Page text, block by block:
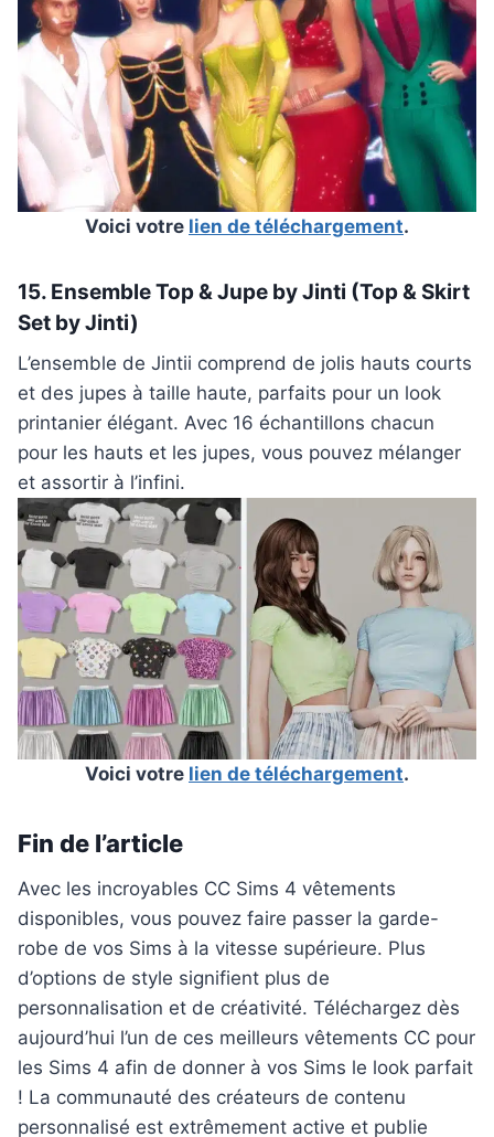
Voici votre lien de téléchargement.
15. Ensemble Top & Jupe by Jinti (Top & Skirt
Set by Jinti)
L’ensemble de Jintii comprend de jolis hauts courts
et des jupes à taille haute, parfaits pour un look
printanier élégant. Avec 16 échantillons chacun
pour les hauts et les jupes, vous pouvez mélanger
et assortir à l’infini.
Voici votre lien de téléchargement.
Fin de l’article
Avec les incroyables CC Sims 4 vêtements
disponibles, vous pouvez faire passer la garde-
robe de vos Sims à la vitesse supérieure. Plus
d’options de style signifient plus de
personnalisation et de créativité. Téléchargez dès
aujourd’hui l’un de ces meilleurs vêtements CC pour
les Sims 4 afin de donner à vos Sims le look parfait
! La communauté des créateurs de contenu
personnalisé est extrêmement active et publie